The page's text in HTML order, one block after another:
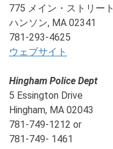
775 メイン・ストリート
ハンソン, MA 02341
781-293-4625
ウェブサイト
Hingham Police Dept
5 Essington Drive
Hingham, MA 02043
781-749-1212 or
781-749- 1461